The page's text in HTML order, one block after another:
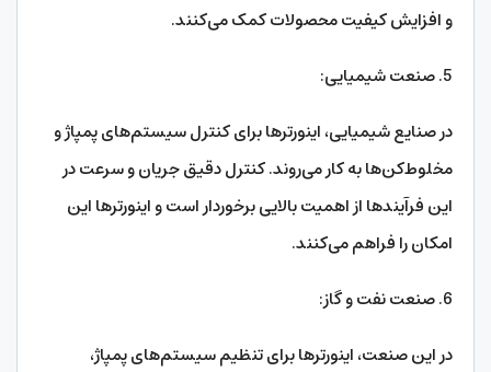
و افزایش کیفیت محصولات کمک می‌کنند.
5. صنعت شیمیایی:
در صنایع شیمیایی، اینورترها برای کنترل سیستم‌های پمپاژ و
مخلوط‌کن‌ها به کار می‌روند. کنترل دقیق جریان و سرعت در
این فرآیندها از اهمیت بالایی برخوردار است و اینورترها این
امکان را فراهم می‌کنند.
6. صنعت نفت و گاز:
در این صنعت، اینورترها برای تنظیم سیستم‌های پمپاژ،